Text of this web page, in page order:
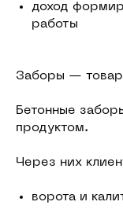
доход
работы
Заборы —
Бетонные
продуктом.
Через них
ворота и